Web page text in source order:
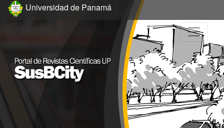
Ir al menú de navegación principal
Ir al contenido principal
Ir al pie de página del sitio
Universidad de Panamá